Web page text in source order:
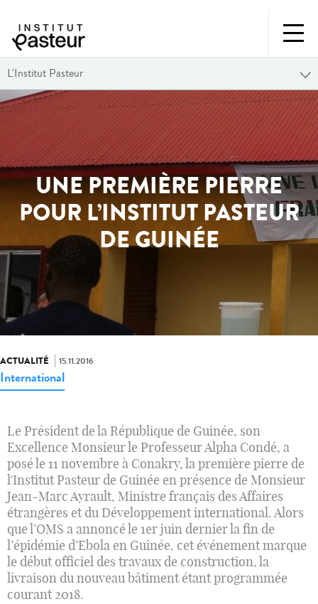
L'Institut Pasteur
UNE PREMIÈRE PIERRE
POUR L’INSTITUT PASTEUR
DE GUINÉE
ACTUALITÉ 15.11.2016
International
Le Président de la République de Guinée, son
Excellence Monsieur le Professeur Alpha Condé, a
posé le 11 novembre à Conakry, la première pierre de
l'Institut Pasteur de Guinée en présence de Monsieur
Jean-Marc Ayrault, Ministre français des Affaires
étrangères et du Développement international. Alors
que l’OMS a annoncé le 1er juin dernier la fin de
l’épidémie d’Ebola en Guinée, cet événement marque
le début officiel des travaux de construction, la
livraison du nouveau bâtiment étant programmée
courant 2018.